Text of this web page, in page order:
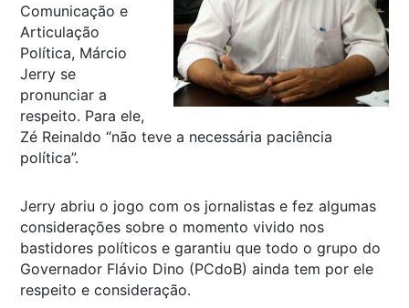
Comunicação e
Articulação
Política, Márcio
Jerry se
pronunciar a
respeito. Para ele,
Zé Reinaldo “não teve a necessária paciência
política”.
Jerry abriu o jogo com os jornalistas e fez algumas
considerações sobre o momento vivido nos
bastidores políticos e garantiu que todo o grupo do
Governador Flávio Dino (PCdoB) ainda tem por ele
respeito e consideração.